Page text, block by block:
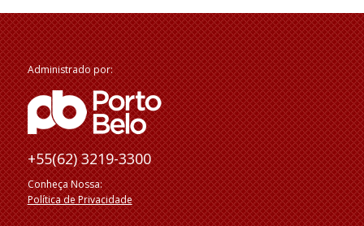
Administrado por:
+55(62) 3219-3300
Conheça Nossa:
Política de Privacidade